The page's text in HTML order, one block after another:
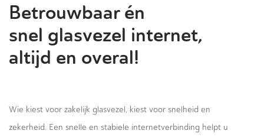
Betrouwbaar én
snel glasvezel internet,
altijd en overal!
Wie kiest voor zakelijk glasvezel, kiest voor snelheid en
zekerheid. Een snelle en stabiele internetverbinding helpt u